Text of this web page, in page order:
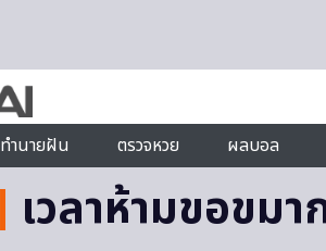
ทำนายฝัน ตรวจหวย ผลบอล
เวลาห้ามขอขมา